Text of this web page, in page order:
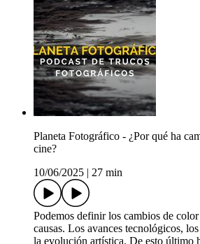
Planeta Fotográfico - ¿Por qué ha
cine?
10/06/2025
27 min
Podemos definir los cambios de
causas. Los avances tecnológicos,
la evolución artística. De esto último